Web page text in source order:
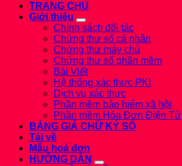
TRANG CHỦ
Giới thiệu
Chính sách đối tác
Chứng thư số cá nhân
Chứng thư máy chủ
Chứng thư số phần mềm
Bài Viết
Hệ thống xác thực PKI
Dịch vụ xác thực
Phần mềm bảo hiểm xã hội
Phần mềm Hóa Đơn Điện Tử
BẢNG GIÁ CHỮ KÝ SỐ
Tải về
Mẫu hoá đơn
HƯỚNG DẪN